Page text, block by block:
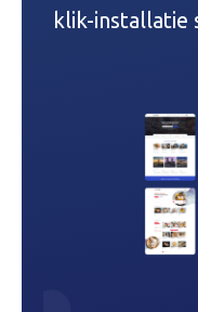
klik-installatie